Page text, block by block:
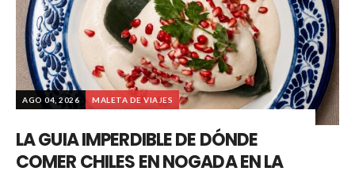
AGO 04, 2026 MALETA DE VIAJES
LA GUIA IMPERDIBLE DE DÓNDE
COMER CHILES EN NOGADA EN LA